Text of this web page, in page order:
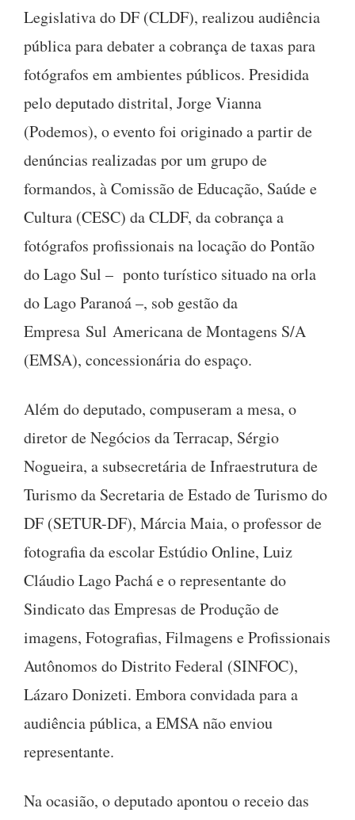
Legislativa do DF (CLDF), realizou audiência
pública para debater a cobrança de taxas para
fotógrafos em ambientes públicos. Presidida
pelo deputado distrital, Jorge Vianna
(Podemos), o evento foi originado a partir de
denúncias realizadas por um grupo de
formandos, à Comissão de Educação, Saúde e
Cultura (CESC) da CLDF, da cobrança a
fotógrafos profissionais na locação do Pontão
do Lago Sul – ponto turístico situado na orla
do Lago Paranoá –, sob gestão da
Empresa Sul Americana de Montagens S/A
(EMSA), concessionária do espaço.
Além do deputado, compuseram a mesa, o
diretor de Negócios da Terracap, Sérgio
Nogueira, a subsecretária de Infraestrutura de
Turismo da Secretaria de Estado de Turismo do
DF (SETUR-DF), Márcia Maia, o professor de
fotografia da escolar Estúdio Online, Luiz
Cláudio Lago Pachá e o representante do
Sindicato das Empresas de Produção de
imagens, Fotografias, Filmagens e Profissionais
Autônomos do Distrito Federal (SINFOC),
Lázaro Donizeti. Embora convidada para a
audiência pública, a EMSA não enviou
representante.
Na ocasião, o deputado apontou o receio das